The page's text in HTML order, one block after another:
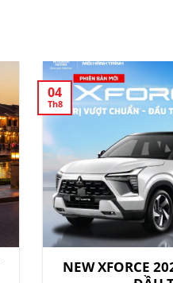
NEW XFORCE
04
Th8